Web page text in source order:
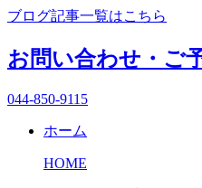
ブログ記事一覧はこちら
お問い合わせ・ご
044-850-9115
ホーム
HOME